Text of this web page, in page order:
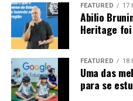
precisam ser transportados
“Então nós temos um desafio
biocombustíveis”
está a implantação de um
Mato Grosso aos grandes
São Paulo e Rio de Janeiro.
FEATURED 17
Abilio
Heritage
FEATURED 18
Uma das
para se